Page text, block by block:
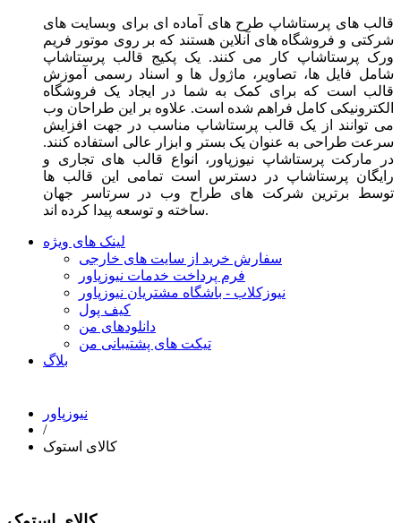
قالب های پرستاشاپ طرح های آماده ای برای وبسایت های
شرکتی و فروشگاه های آنلاین هستند که بر روی موتور فریم
ورک پرستاشاپ کار می کنند. یک پکیج قالب پرستاشاپ
شامل فایل ها، تصاویر، ماژول ها و اسناد رسمی آموزش
قالب است که برای کمک به شما در ایجاد یک فروشگاه
الکترونیکی کامل فراهم شده است. علاوه بر این طراحان وب
می توانند از یک قالب پرستاشاپ مناسب در جهت افزایش
سرعت طراحی به عنوان یک بستر و ابزار عالی استفاده کنند.
در مارکت پرستاشاپ نیوزپاور، انواع قالب های تجاری و
رایگان پرستاشاپ در دسترس است تمامی این قالب ها
توسط برترین شرکت های طراح وب در سرتاسر جهان
ساخته و توسعه پیدا کرده اند.
لینک های ویژه
سفارش خرید از سایت های خارجی
فرم پرداخت خدمات نیوزپاور
نیوزکلاب - باشگاه مشتریان نیوزپاور
کیف پول
دانلودهای من
تیکت های پشتیبانی من
بلاگ
نیوزپاور
/
کالای استوک